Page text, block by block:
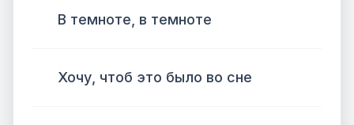
В темноте, в темноте
Хочу, чтоб это было во сне